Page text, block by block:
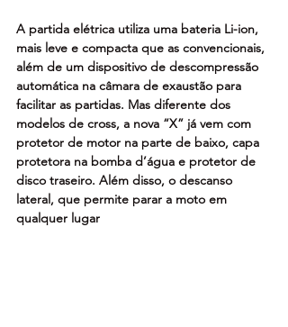
A partida elétrica utiliza uma bateria Li-ion,
mais leve e compacta que as convencionais,
além de um dispositivo de descompressão
automática na câmara de exaustão para
facilitar as partidas. Mas diferente dos
modelos de cross, a nova “X” já vem com
protetor de motor na parte de baixo, capa
protetora na bomba d’água e protetor de
disco traseiro. Além disso, o descanso
lateral, que permite parar a moto em
qualquer lugar